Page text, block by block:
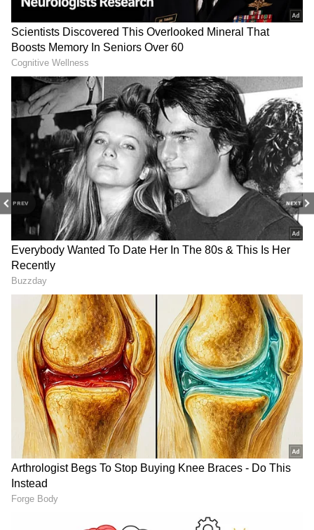
PREV NEXT
Image Credit :AI
துணிகள் எப்போதும் புதுசு போல
ஜொலிக்கும்
இதற்காக நாம் கடைகளில் விற்கும்
கெமிக்கல் கலந்த ப்ளீச்சிங் பவுடர்களையும்,
துணி மென்மையாக்கிகளையும் (Fabric
Softeners) நாடிப் போகிறோம். ஆனால்,
அவை துணிகளின் ஆயுளைக்
குறைப்பதோடு, பண விரயத்தையும்
ஏற்படுத்துகின்றன. இதற்கு மாற்றாக, நமது
சமையலறையிலேயே மிக எளிதாகக்
கிடைக்கும் காய்ச்சி வடித்த வெள்ளை
வினிகர் (Distilled White Vinegar) எப்படி ஒரு
மாயாஜாலப் பொருளாகச் செயல்பட்டு, நம்
வீட்டு வெள்ளை துணிகளை எப்போதும்
புதுசு போல ஜொலிக்க வைக்கிறது
என்பதை இக்கட்டுரையில் விரிவாகக்
காண்போம்.